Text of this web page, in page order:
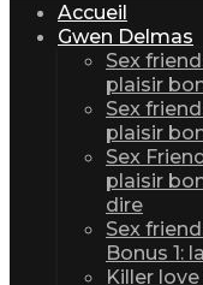
Accueil
Gwen Delmas
Sex
plaisir
Sex
plaisir
Sex
plaisir
dire
Sex
Bonus 1:
Killer